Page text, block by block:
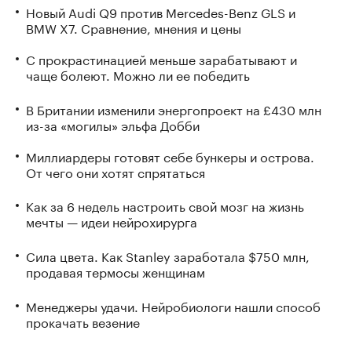
Новый Audi Q9 против Mercedes-Benz GLS и
BMW X7. Сравнение, мнения и цены
С прокрастинацией меньше зарабатывают и
чаще болеют. Можно ли ее победить
В Британии изменили энергопроект на £430 млн
из-за «могилы» эльфа Добби
Миллиардеры готовят себе бункеры и острова.
От чего они хотят спрятаться
Как за 6 недель настроить свой мозг на жизнь
мечты — идеи нейрохирурга
Сила цвета. Как Stanley заработала $750 млн,
продавая термосы женщинам
Менеджеры удачи. Нейробиологи нашли способ
прокачать везение